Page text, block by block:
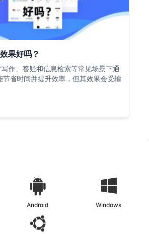
果好吗？
作、答疑和信息检索等常见场景下通
节省时间并提升效率，但其效果会受输
Android Windows